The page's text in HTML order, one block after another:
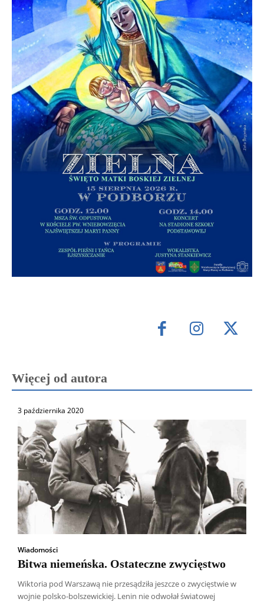
Więcej od autora
3 października 2020
Wiadomości
Bitwa niemeńska. Ostateczne zwycięstwo
Wiktoria pod Warszawą nie przesądziła jeszcze o zwycięstwie w
wojnie polsko-bolszewickiej. Lenin nie odwołał światowej